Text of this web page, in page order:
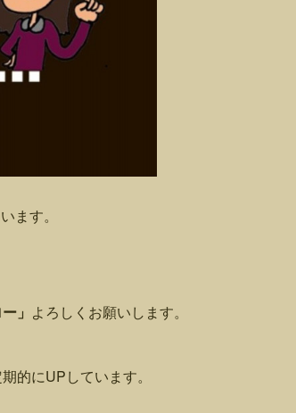
ます。
」 よろしくお願いします。
的にUPしています。